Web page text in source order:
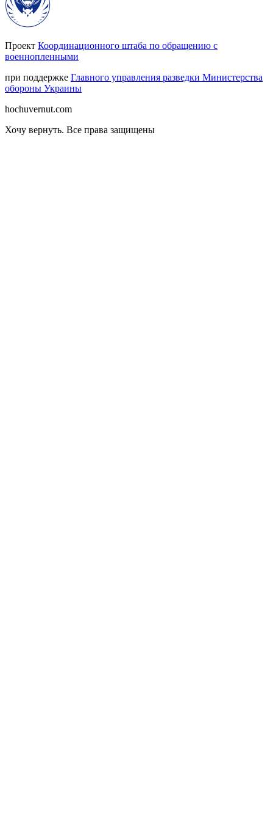
Проект Координационного штаба по обращению с
военнопленными
при поддержке Главного управления разведки Министерства
обороны Украины
hochuvernut.com
Хочу вернуть. Все права защищены